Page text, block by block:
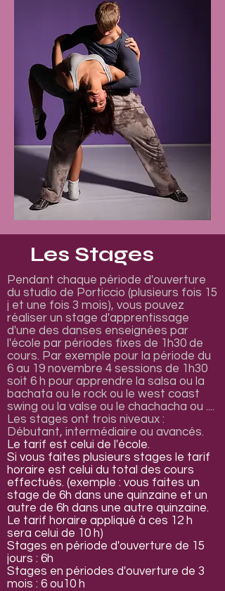
Les Stages
Pendant chaque période d'ouverture
du studio de Porticcio (plusieurs fois 15
j et une fois 3 mois), vous pouvez
réaliser un stage d'apprentissage
d'une des danses enseignées par
l'école par périodes fixes de 1h30 de
cours. Par exemple pour la période du
6 au 19 novembre 4 sessions de 1h30
soit 6 h pour apprendre la salsa ou la
bachata ou le rock ou le west coast
swing ou la valse ou le chachacha ou ....
Les stages ont trois niveaux :
Débutant, intermédiaire ou avancés.
Le tarif est celui de l'école.
Si vous faites plusieurs stages le tarif
horaire est celui du total des cours
effectués. (exemple : vous faites un
stage de 6h dans une quinzaine et un
autre de 6h dans une autre quinzaine.
Le tarif horaire appliqué à ces 12 h
sera celui de 10 h)
​Stages en période d'ouverture de 15
jours : 6h
Stages en périodes d'ouverture de 3
mois : 6 ou10 h